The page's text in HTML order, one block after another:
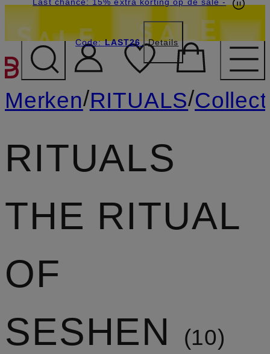
GA NAAR
Code:LAST26 Details
Merken/RITUALS/
RITUALS
THE RITUAL
OF
SESHEN
10